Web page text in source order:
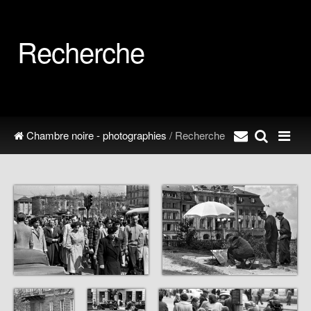
Recherche
Chambre noire - photographies / Recherche